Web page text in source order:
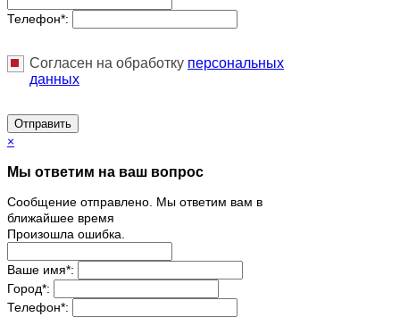
Телефон*:
Согласен на обработку персональныx
данных
Отправить
×
Мы ответим на ваш вопрос
Сообщение отправлено. Мы ответим вам в
ближайшее время
Произошла ошибка.
Ваше имя*:
Город*:
Телефон*: